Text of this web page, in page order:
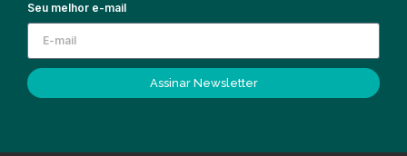
Seu melhor e-mail
Assinar Newsletter